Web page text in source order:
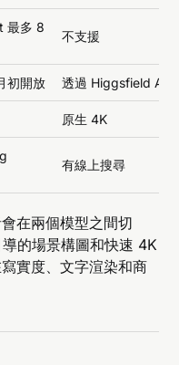
最多 8
不支援
初開放 透過 Higgsfield API
原生 4K
有線上搜尋
在兩個模型之間切
的場景構圖和快速 4K
實度、文字渲染和商